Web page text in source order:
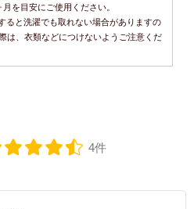
を目安にご使用ください。
ると洗濯でも取れない場合がありますの
は、衣類などにつけないようご注意くだ
4件